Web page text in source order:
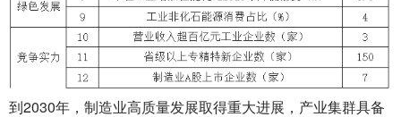
到2030年，制造业高质量发展取得重大进展，产业集群具备